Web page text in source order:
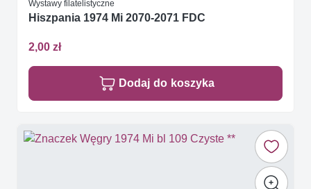
Wystawy filatelistyczne
Hiszpania 1974 Mi 2070-2071 FDC
2,00 zł
Dodaj do koszyka